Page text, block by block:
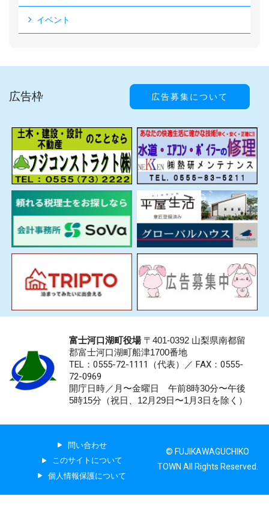
イベント
広告枠 広告募集について
富士河口湖町役場〒401-0392 山梨県南都留
郡富士河口湖町船津1700番地
TEL：0555-72-1111 （代表）／ FAX：0555-
72-0969
開庁日時／月〜金曜日 午前8時30分〜午後
5時15分（祝日、12月29日〜1月3日を除く）
問い合わせ
このサイトについて
個人情報保護について
© FUJIKAWAGUCHIKO
TOWN All Rights Reserved.